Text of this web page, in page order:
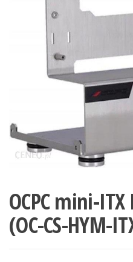
OCPC mini-
(OC-CS-HYM-